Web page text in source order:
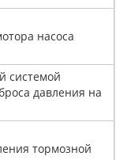
насоса
системой
давления на
тормозной